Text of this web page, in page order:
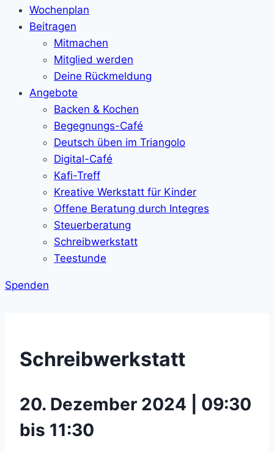
Wochenplan
Beitragen
Mitmachen
Mitglied werden
Deine Rückmeldung
Angebote
Backen & Kochen
Begegnungs-Café
Deutsch üben im Triangolo
Digital-Café
Kafi-Treff
Kreative Werkstatt für Kinder
Offene Beratung durch Integres
Steuerberatung
Schreibwerkstatt
Teestunde
Spenden
Schreibwerkstatt
20. Dezember 2024 | 09:30
bis 11:30